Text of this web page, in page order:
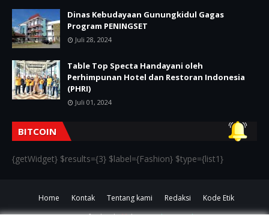
Dinas Kebudayaan Gunungkidul Gagas
Program PENINGSET
Juli 28, 2024
Table Top Specta Handayani oleh
Perhimpunan Hotel dan Restoran Indonesia
(PHRI)
Juli 01, 2024
BITCOIN
{getWidget} $results={3} $label={Fashion} $type={list1}
Home Kontak Tentang kami Redaksi
Kode Etik